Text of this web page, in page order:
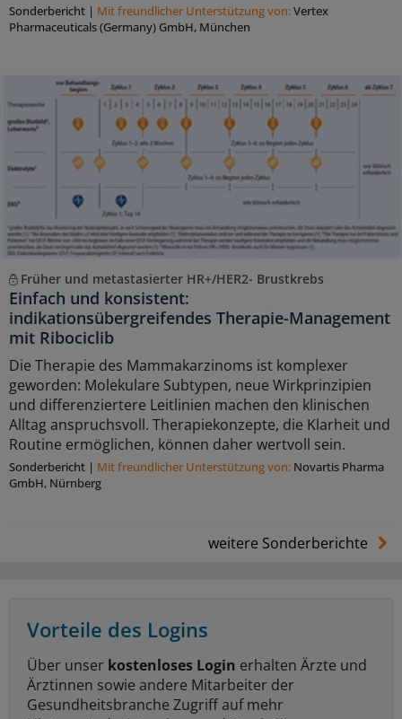
Sonderbericht | Mit freundlicher Unterstützung von:Vertex
Pharmaceuticals (Germany) GmbH, München
Früher und metastasierter HR+/HER2- Brustkrebs
Einfach und konsistent:
indikationsübergreifendes Therapie-Management
mit Ribociclib
Die Therapie des Mammakarzinoms ist komplexer
geworden: Molekulare Subtypen, neue Wirkprinzipien
und differenziertere Leitlinien machen den klinischen
Alltag anspruchsvoll. Therapiekonzepte, die Klarheit und
Routine ermöglichen, können daher wertvoll sein.
Sonderbericht | Mit freundlicher Unterstützung von: Novartis Pharma
GmbH, Nürnberg
weitere Sonderberichte
Vorteile des Logins
Über unser kostenloses Login erhalten Ärzte und
Ärztinnen sowie andere Mitarbeiter der
Gesundheitsbranche Zugriff auf mehr